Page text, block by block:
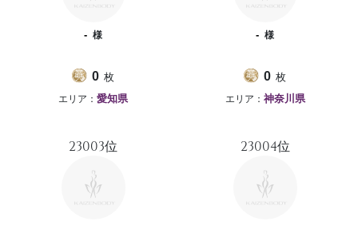
- 様
0 枚
エリア： 愛知県
- 様
0 枚
エリア： 神奈川県
23003位 23004位